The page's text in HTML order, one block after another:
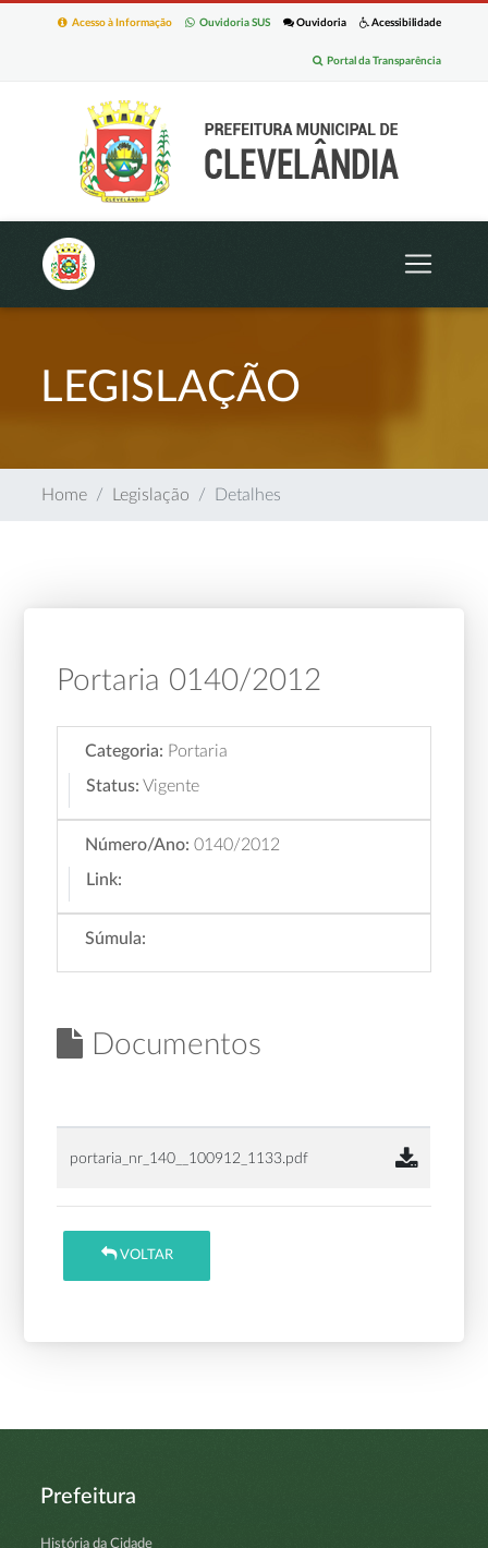
Acessibilidade
Ouvidoria
Ouvidoria SUS
Acesso à Informação
Portal da Transparência
LEGISLAÇÃO
Home Legislação Detalhes
Portaria 0140/2012
Categoria: Portaria
Status: Vigente
Número/Ano: 0140/2012
Link:
Súmula:
Documentos
portaria_nr_140__100912_1133.pdf
VOLTAR
Prefeitura
História da Cidade